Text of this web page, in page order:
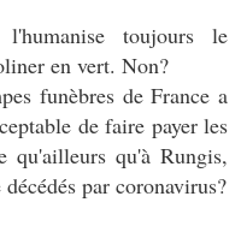
toujours le
en vert. Non?
funèbres de France a
de faire payer les
qu'ailleurs qu'à Rungis,
par coronavirus?